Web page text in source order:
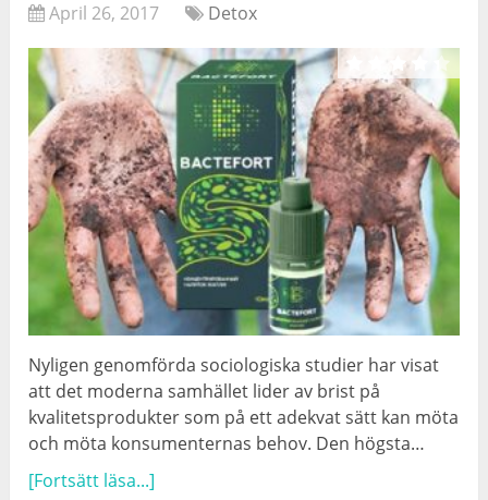
April 26, 2017 Detox
Nyligen genomförda sociologiska studier har visat
att det moderna samhället lider av brist på
kvalitetsprodukter som på ett adekvat sätt kan möta
och möta konsumenternas behov. Den högsta…
[Fortsätt läsa...]